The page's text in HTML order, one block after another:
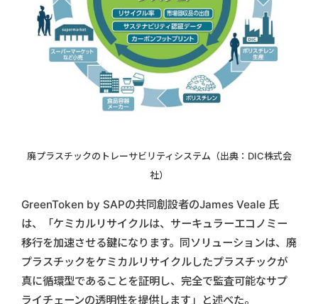
廃プラスチックのトレーサビリティシステム（出典：DIC株式会
社）
GreenToken by SAPの共同創設者のJames Veale 氏
は、「ケミカルリサイクルは、サーキュラーエコノミー
移行を加速させる鍵になります。同ソリューションは、廃
プラスチックをケミカルリサイクルしたプラスチックが
真に循環型であることを証明し、完全で監査可能なサプ
ライチェーンの透明性を提供します」と述べた。